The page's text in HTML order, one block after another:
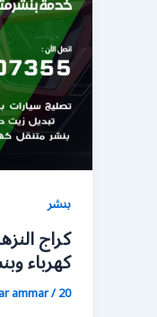
بنشر
كهرباء
ammar/20 أبريل، 2020